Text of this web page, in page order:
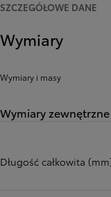
SZCZEGÓŁOWE DANE
Wymiary
Wymiary i masy
Wymiary zewnętrzne
Długość całkowita